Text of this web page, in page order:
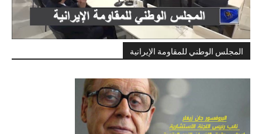
المجلس الوطني للمقاومة الإيرانية